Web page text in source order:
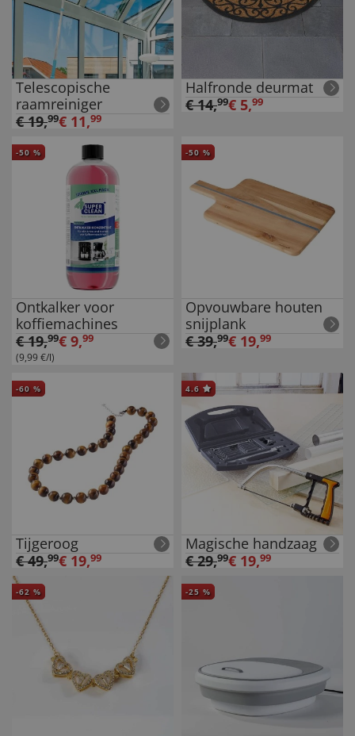
Telescopische
raamreiniger
€19,99€ 11,99
Halfronde deurmat
€14,99€ 5,99
-50 %
Ontkalker voor
koffiemachines
€19,99€ 9,99
(9,99 €/l)
-50 %
Opvouwbare houten
snijplank
€39,99€ 19,99
-60 %
Tijgeroog
€49,99€ 19,99
4.6
Magische handzaag
€29,99€ 19,99
-62 % -25 %